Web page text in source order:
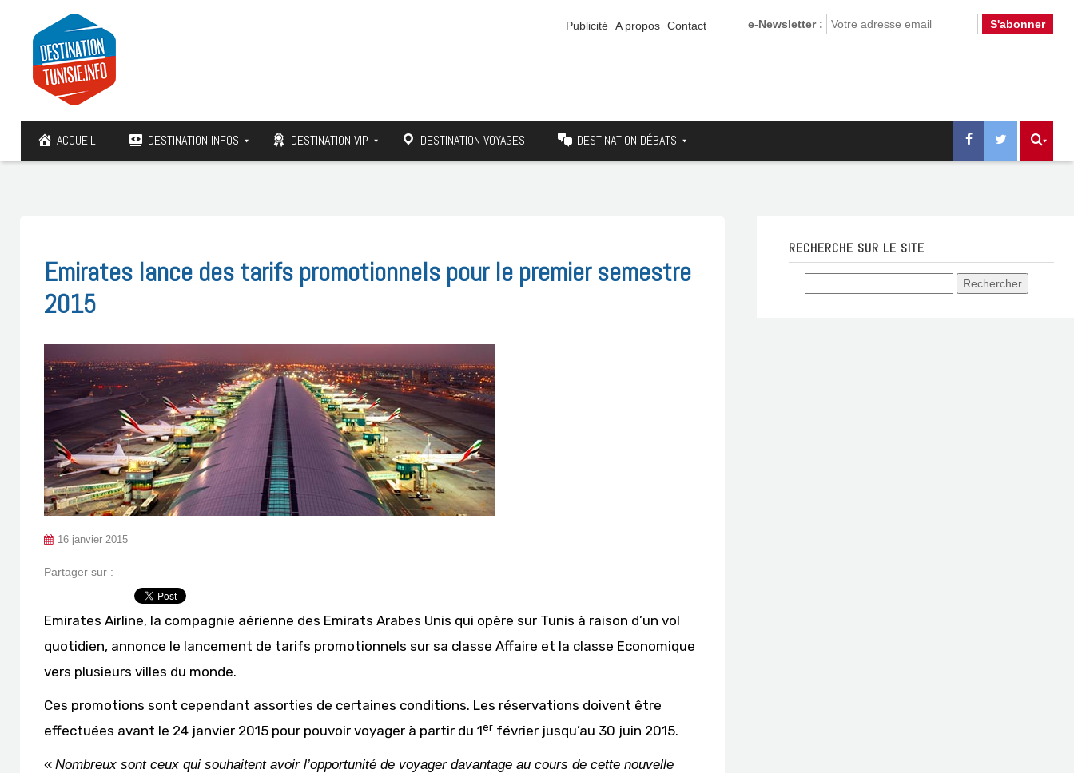
e-Newsletter :
Publicité A propos Contact
ACCUEIL DESTINATION INFOS DESTINATION VIP DESTINATION VOYAGES DESTINATION DÉBATS
Emirates lance des tarifs promotionnels pour le premier semestre
2015
16 janvier 2015
Partager sur :
Emirates Airline, la compagnie aérienne des Emirats Arabes Unis qui opère sur Tunis à raison d’un vol
quotidien, annonce le lancement de tarifs promotionnels sur sa classe Affaire et la classe Economique
vers plusieurs villes du monde.
Ces promotions sont cependant assorties de certaines conditions. Les réservations doivent être
effectuées avant le 24 janvier 2015 pour pouvoir voyager à partir du 1er février jusqu’au 30 juin 2015.
« Nombreux sont ceux qui souhaitent avoir l’opportunité de voyager davantage au cours de cette nouvelle
RECHERCHE SUR LE SITE